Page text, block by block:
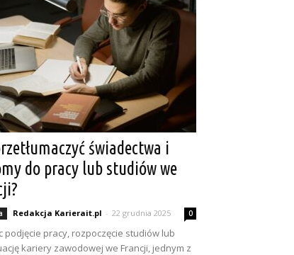
świadectwa i
do pracy lub studiów we
Redakcja Karierait.pl - 22 grudnia 2025 0
podjęcie pracy, rozpoczęcie studiów lub
kariery zawodowej we Francji, jednym z